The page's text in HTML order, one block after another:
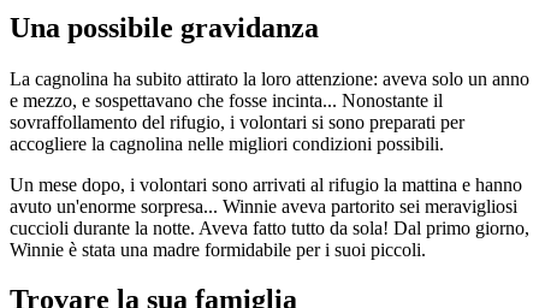
Una possibile gravidanza
La cagnolina ha subito attirato la loro attenzione: aveva solo un anno
e mezzo, e sospettavano che fosse incinta... Nonostante il
sovraffollamento del rifugio, i volontari si sono preparati per
accogliere la cagnolina nelle migliori condizioni possibili.
Un mese dopo, i volontari sono arrivati al rifugio la mattina e hanno
avuto un'enorme sorpresa... Winnie aveva partorito sei meravigliosi
cuccioli durante la notte. Aveva fatto tutto da sola! Dal primo giorno,
Winnie è stata una madre formidabile per i suoi piccoli.
Trovare la sua famiglia